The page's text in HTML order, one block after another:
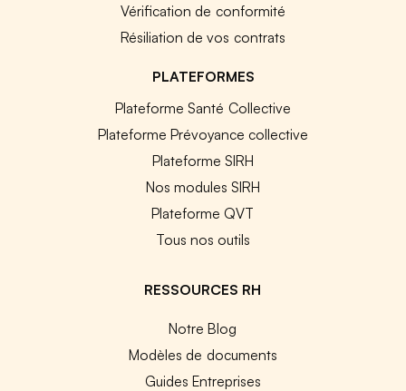
Vérification de conformité
Résiliation de vos contrats
PLATEFORMES
Plateforme Santé Collective
Plateforme Prévoyance collective
Plateforme SIRH
Nos modules SIRH
Plateforme QVT
Tous nos outils
RESSOURCES RH
Notre Blog
Modèles de documents
Guides Entreprises